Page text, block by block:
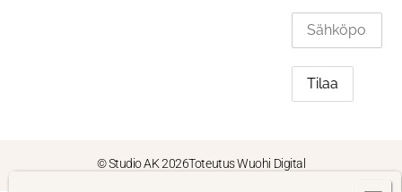
© Studio AK 2026Toteutus Wuohi Digital